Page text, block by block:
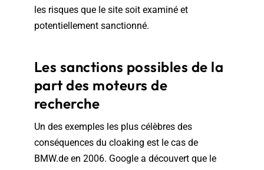
les risques que le site soit examiné et
potentiellement sanctionné.
Les sanctions possibles de la
part des moteurs de
recherche
Un des exemples les plus célèbres des
conséquences du cloaking est le cas de
BMW.de en 2006. Google a découvert que le